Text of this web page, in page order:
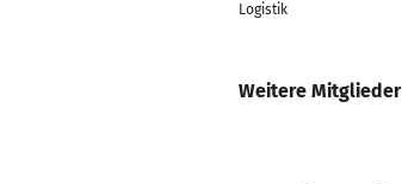
Logistik
Weitere Mitglieder